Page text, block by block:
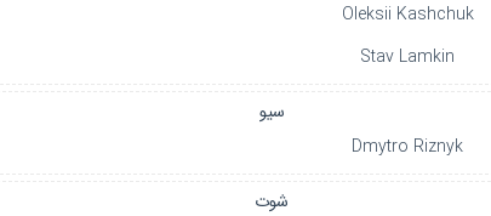
Oleksii Kashchuk
Stav Lamkin
سیو
Dmytro Riznyk
شوت